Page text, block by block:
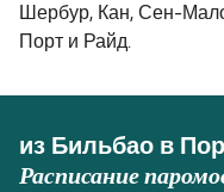
Шербур, Кан, Сен-
Порт и Райд.
из Бильбао в
Расписание